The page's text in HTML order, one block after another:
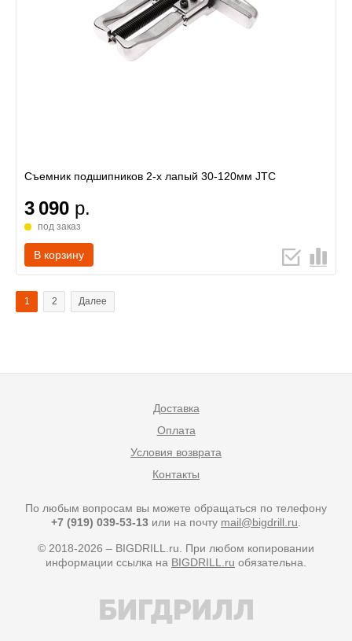
Съемник подшипников 2-х лапый 30-120мм JTC
3 090 р.
под заказ
В корзину
1 2 Далее
Доставка
Оплата
Условия возврата
Контакты
По любым вопросам вы можете обращаться по телефону
+7 (919) 039-53-13 или на почту mail@bigdrill.ru
© 2018-2026 – BIGDRILL.ru. При любом копировании
информации ссылка на BIGDRILL.ru обязательна.